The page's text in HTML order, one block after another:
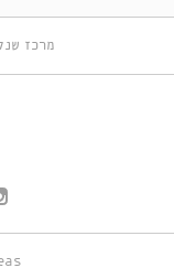
מרכז